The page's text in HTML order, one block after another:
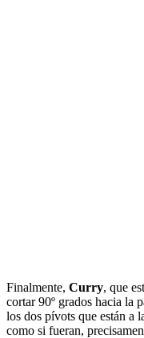
Finalmente, Curry, que
cortar 90º grados hacia la
los dos pívots que están a
como si fueran,